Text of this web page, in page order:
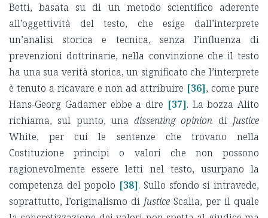
Betti, basata su di un metodo scientifico aderente
all’oggettività del testo, che esige dall’interprete
un’analisi storica e tecnica, senza l’influenza di
prevenzioni dottrinarie, nella convinzione che il testo
ha una sua verità storica, un significato che l’interprete
è tenuto a ricavare e non ad attribuire [36], come pure
Hans-Georg Gadamer ebbe a dire [37]. La bozza Alito
richiama, sul punto, unadissenting opinion di Justice
White, per cui le sentenze che trovano nella
Costituzione principi o valori che non possono
ragionevolmente essere letti nel testo, usurpano la
competenza del popolo [38]. Sullo sfondo si intravede,
soprattutto, l’originalismo di Justice Scalia, per il quale